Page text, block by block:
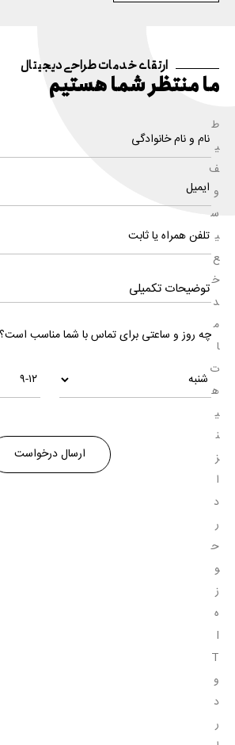
ارتقای خدمات طراحی دیجیتال
ما منتظر شما هستیم
ط
ی
ف
و
س
ی
ع
خ
د
م
ا
ت
ه
ی
ن
ز
ا
د
ر
ح
و
ز
ه
I
T
و
د
ر
چه روز و ساعتی برای تماس با شما مناسب است؟